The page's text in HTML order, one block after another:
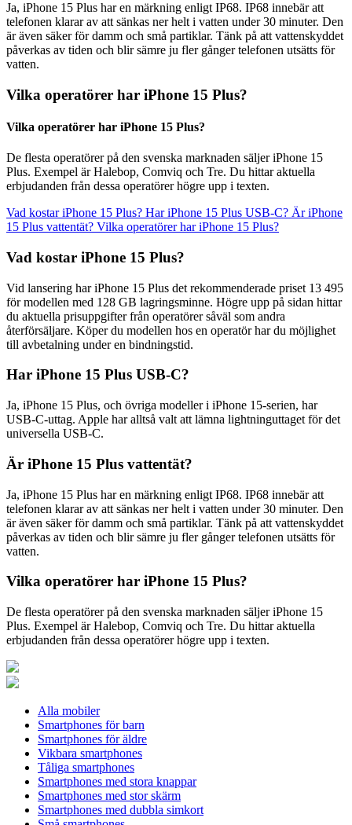
Ja, iPhone 15 Plus har en märkning enligt IP68. IP68 innebär att
telefonen klarar av att sänkas ner helt i vatten under 30 minuter. Den
är även säker för damm och små partiklar. Tänk på att vattenskyddet
påverkas av tiden och blir sämre ju fler gånger telefonen utsätts för
vatten.
Vilka operatörer har iPhone 15 Plus?
Vilka operatörer har iPhone 15 Plus?
De flesta operatörer på den svenska marknaden säljer iPhone 15
Plus. Exempel är Halebop, Comviq och Tre. Du hittar aktuella
erbjudanden från dessa operatörer högre upp i texten.
Vad kostar iPhone 15 Plus? Har iPhone 15 Plus USB-C? Är iPhone
15 Plus vattentät? Vilka operatörer har iPhone 15 Plus?
Vad kostar iPhone 15 Plus?
Vid lansering har iPhone 15 Plus det rekommenderade priset 13 495
för modellen med 128 GB lagringsminne. Högre upp på sidan hittar
du aktuella prisuppgifter från operatörer såväl som andra
återförsäljare. Köper du modellen hos en operatör har du möjlighet
till avbetalning under en bindningstid.
Har iPhone 15 Plus USB-C?
Ja, iPhone 15 Plus, och övriga modeller i iPhone 15-serien, har
USB-C-uttag. Apple har alltså valt att lämna lightninguttaget för det
universella USB-C.
Är iPhone 15 Plus vattentät?
Ja, iPhone 15 Plus har en märkning enligt IP68. IP68 innebär att
telefonen klarar av att sänkas ner helt i vatten under 30 minuter. Den
är även säker för damm och små partiklar. Tänk på att vattenskyddet
påverkas av tiden och blir sämre ju fler gånger telefonen utsätts för
vatten.
Vilka operatörer har iPhone 15 Plus?
De flesta operatörer på den svenska marknaden säljer iPhone 15
Plus. Exempel är Halebop, Comviq och Tre. Du hittar aktuella
erbjudanden från dessa operatörer högre upp i texten.
Alla mobiler
Smartphones för barn
Smartphones för äldre
Vikbara smartphones
Tåliga smartphones
Smartphones med stora knappar
Smartphones med stor skärm
Smartphones med dubbla simkort